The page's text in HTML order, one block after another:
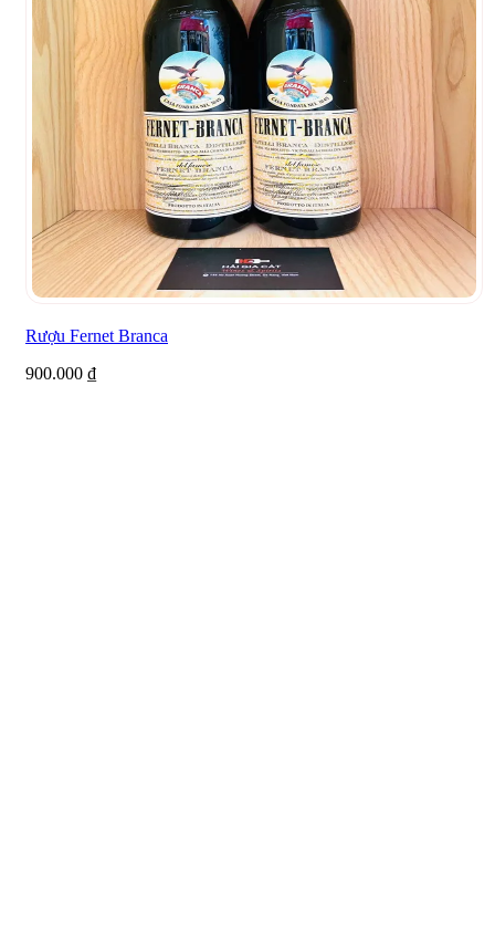
Rượu Fernet Branca
900.000 ₫